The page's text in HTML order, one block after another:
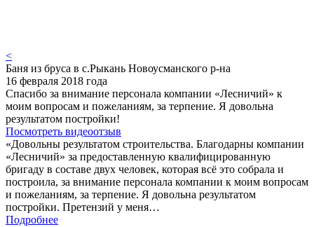
<
Баня из бруса в с.Рыкань Новоусманского р-на
16 февраля 2018 года
Спасибо за внимание персонала компании «Лесничий» к
моим вопросам и пожеланиям, за терпение. Я довольна
результатом постройки!
Посмотреть видеоотзыв
«Довольны результатом строительства. Благодарны компании
«Лесничий» за предоставленную квалифицированную
бригаду в составе двух человек, которая всё это собрала и
построила, за внимание персонала компании к моим вопросам
и пожеланиям, за терпение. Я довольна результатом
постройки. Претензий у меня…
Подробнее